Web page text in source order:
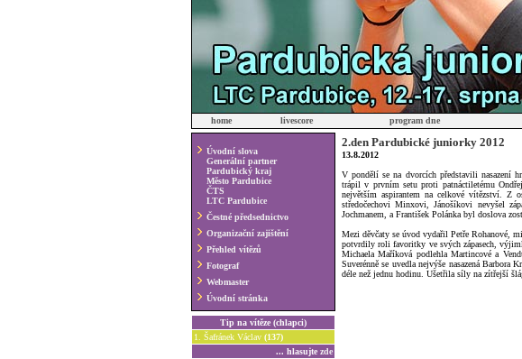
home livescore program dne
Úvodní slova
Generální partner
Pardubický kraj
Město Pardubice
ČTS
LTC Pardubice
Čestné předsednictvo
Organizační zajištění
Přehled vítězů
Fotograf
Webmaster
Úvodní stránka
Tip na vítěze (chlapci)
1. Šafránek Václav (137)
... hlasujte zde
2.den Pardubické juniorky 2012
13.8.2012
V pondělí se na dvorcích představili nasazení
trápil v prvním setu proti patnáctiletému
největším aspirantem na celkové vítězství. Z
středočechovi Minxovi, Jánošíkovi nevyšel
Jochmanem, a František Polánka byl doslova
Mezi děvčaty se úvod vydařil Petře Rohanové,
potvrdily roli favoritky ve svých zápasech,
Michaela Maříková podlehla Martincové a
Suverénně se uvedla nejvýše nasazená
déle než jednu hodinu. Ušetřila síly na zítřejší